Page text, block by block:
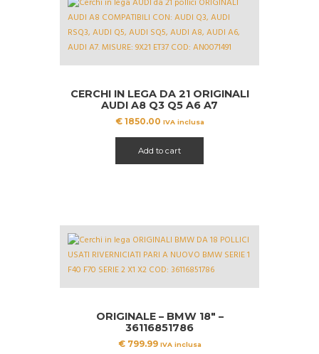
CERCHI IN LEGA DA 21 ORIGINALI
AUDI A8 Q3 Q5 A6 A7
AN0071491
€1850.00 IVA inclusa
Add to cart
ORIGINALE – BMW 18″ –
36116851786
€799.99 IVA inclusa